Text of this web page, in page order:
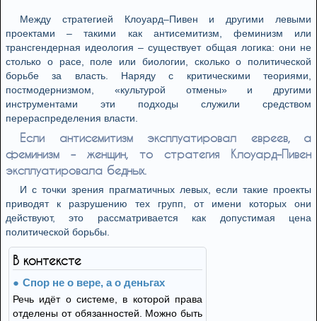
Между стратегией Клоуард–Пивен и другими левыми
проектами – такими как антисемитизм, феминизм или
трансгендерная идеология – существует общая логика: они не
столько о расе, поле или биологии, сколько о политической
борьбе за власть. Наряду с критическими теориями,
постмодернизмом, «культурой отмены» и другими
инструментами эти подходы служили средством
перераспределения власти.
Если антисемитизм эксплуатировал евреев, а
феминизм – женщин, то стратегия Клоуард–Пивен
эксплуатировала бедных.
И с точки зрения прагматичных левых, если такие проекты
приводят к разрушению тех групп, от имени которых они
действуют, это рассматривается как допустимая цена
политической борьбы.
В контексте
Спор не о вере, а о деньгах
Речь идёт о системе, в которой права
отделены от обязанностей. Можно быть